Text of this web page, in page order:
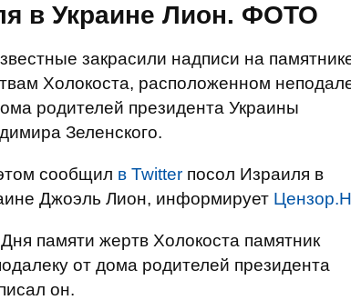
в Украине Лион. ФОТО
закрасили надписи на
Холокоста, расположенном
родителей президента Украины
Зеленского.
сообщил в Twitter посол Израиля в
Джоэль Лион, информирует
памяти жертв Холокоста памятник
от дома родителей президента
он.